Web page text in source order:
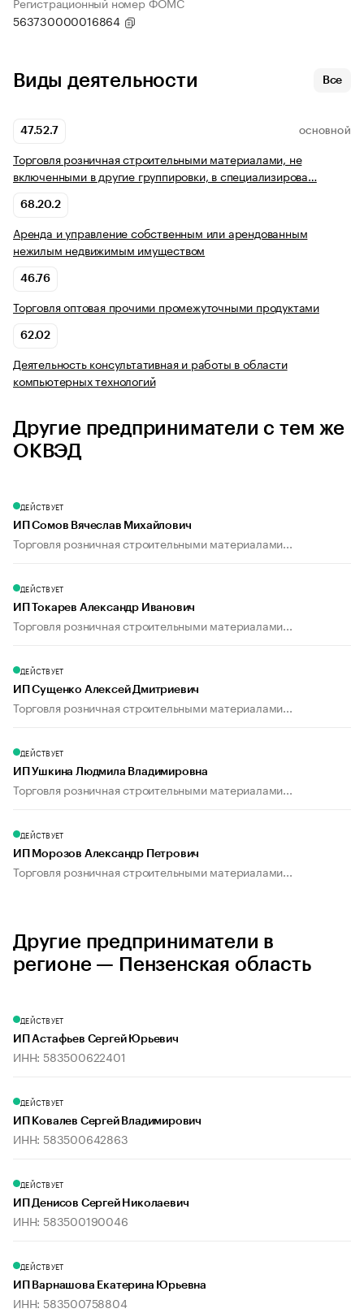
563730000016864
Виды деятельности Все
47.52.7 ОСНОВНОЙ
Торговля розничная строительными материалами, не
включенными в другие группировки, в специализирова…
68.20.2
Аренда и управление собственным или арендованным
нежилым недвижимым имуществом
46.76
Торговля оптовая прочими промежуточными продуктами
62.02
Деятельность консультативная и работы в области
компьютерных технологий
Другие предприниматели с тем же
ОКВЭД
ДЕЙСТВУЕТ
ИП Сомов Вячеслав Михайлович
Торговля розничная строительными материалами...
ДЕЙСТВУЕТ
ИП Токарев Александр Иванович
Торговля розничная строительными материалами...
ДЕЙСТВУЕТ
ИП Сущенко Алексей Дмитриевич
Торговля розничная строительными материалами...
ДЕЙСТВУЕТ
ИП Ушкина Людмила Владимировна
Торговля розничная строительными материалами...
ДЕЙСТВУЕТ
ИП Морозов Александр Петрович
Торговля розничная строительными материалами...
Другие предприниматели в
регионе — Пензенская область
ДЕЙСТВУЕТ
ИП Астафьев Сергей Юрьевич
ИНН: 583500622401
ДЕЙСТВУЕТ
ИП Ковалев Сергей Владимирович
ИНН: 583500642863
ДЕЙСТВУЕТ
ИП Денисов Сергей Николаевич
ИНН: 583500190046
ДЕЙСТВУЕТ
ИП Варнашова Екатерина Юрьевна
ИНН: 583500758804